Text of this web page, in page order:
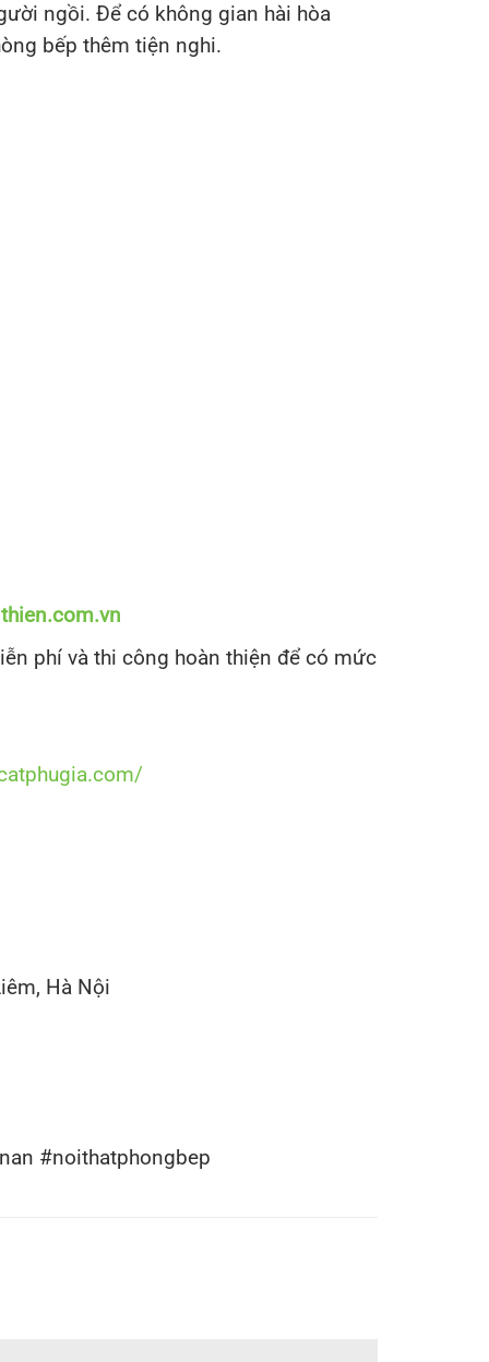
ngồi. Để có không gian hài hòa
bếp thêm tiện nghi.
phí và thi công hoàn thiện để có mức
Hà Nội
#noithatphongbep